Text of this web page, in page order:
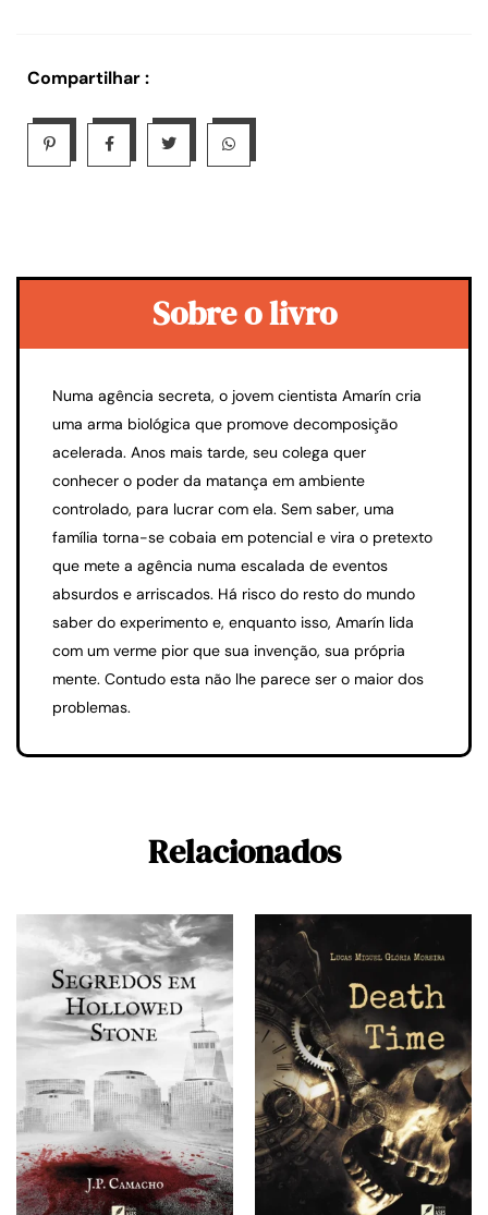
Compartilhar :
Sobre o livro
Numa agência secreta, o jovem cientista Amarín cria
uma arma biológica que promove decomposição
acelerada. Anos mais tarde, seu colega quer
conhecer o poder da matança em ambiente
controlado, para lucrar com ela. Sem saber, uma
família torna-se cobaia em potencial e vira o pretexto
que mete a agência numa escalada de eventos
absurdos e arriscados. Há risco do resto do mundo
saber do experimento e, enquanto isso, Amarín lida
com um verme pior que sua invenção, sua própria
mente. Contudo esta não lhe parece ser o maior dos
problemas.
Relacionados